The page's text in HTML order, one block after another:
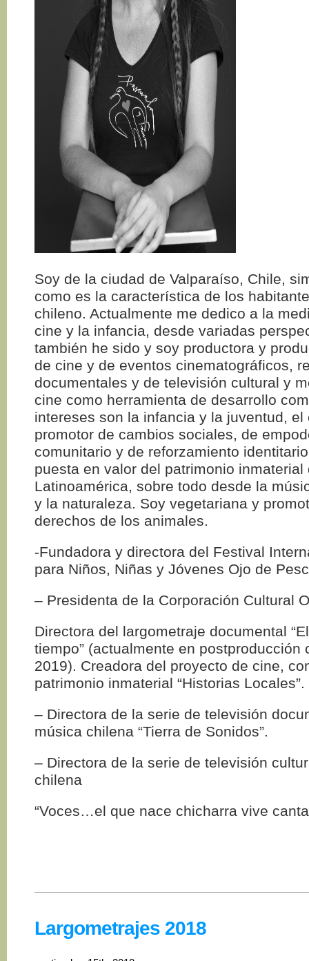
Soy de la ciudad de Valparaíso, Chile,
como es la característica de los
chileno. Actualmente me dedico a la
cine y la infancia, desde variadas
también he sido y soy productora y
de cine y de eventos cinematográficos,
documentales y de televisión cultural y
cine como herramienta de desarrollo
intereses son la infancia y la juventud, el
promotor de cambios sociales, de
comunitario y de reforzamiento
puesta en valor del patrimonio
Latinoamérica, sobre todo desde la
y la naturaleza. Soy vegetariana y
derechos de los animales.
-Fundadora y directora del Festival
para Niños, Niñas y Jóvenes Ojo de
– Presidenta de la Corporación Cultural
Directora del largometraje documental
tiempo” (actualmente en postproducción
2019). Creadora del proyecto de cine,
patrimonio inmaterial “Historias Locales”.
– Directora de la serie de televisión
música chilena “Tierra de Sonidos”.
– Directora de la serie de televisión
chilena
“Voces…el que nace chicharra vive
Largometrajes 2018